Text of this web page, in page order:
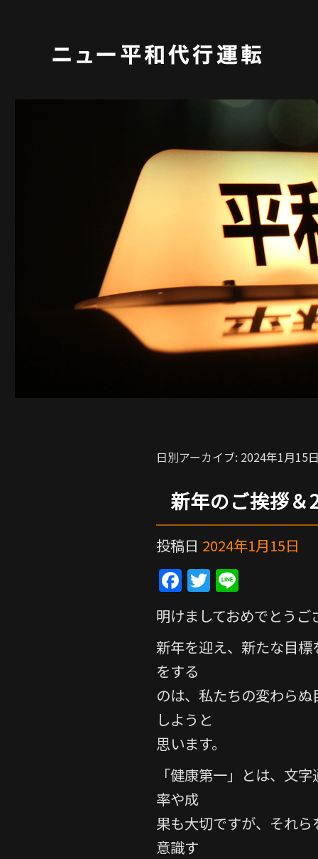
日別アーカイブ: 2024年1月15
新年のご挨拶
投稿日 2024年1月15日
F
a
c
e
b
o
o
k
T
w
itt
er
n
e
明けましておめでとうご
新年を迎え、新たな目
をする
のは、私たちの変わら
しようと
思います。
「健康第一」とは、文
率や成
果も大切ですが、それ
意識す